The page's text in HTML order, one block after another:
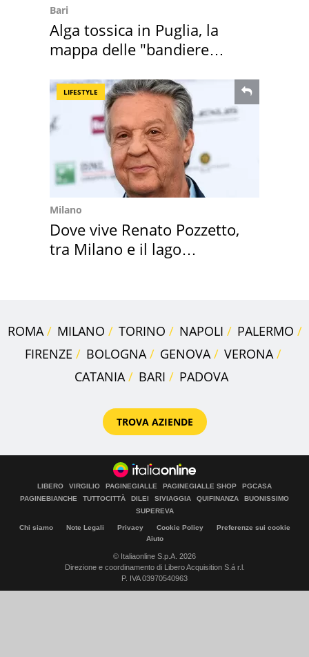
Bari
Alga tossica in Puglia, la
mappa delle "bandiere
LIFESTYLE
Milano
Dove vive Renato Pozzetto,
tra Milano e il lago
ROMA MILANO TORINO NAPOLI
PALERMO
FIRENZE
BOLOGNA GENOVA
VERONA
CATANIA
BARI PADOVA
TROVA AZIENDE
LIBERO VIRGILIO PAGINEGIALLE PAGINEGIALLE SHOP
PGCASA
PAGINEBIANCHE
TUTTOCITTÀ DILEI SIVIAGGIA QUIFINANZA
BUONISSIMO
SUPEREVA
Chi siamo Note Legali Privacy Cookie Policy
Preferenze sui cookie
Aiuto
© Italiaonline S.p.A. 2026
Direzione e coordinamento di Libero Acquisition S.á r.l.
P. IVA 03970540963